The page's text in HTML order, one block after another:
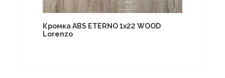
Кромка ABS ETERNO 1x22 WOOD
Lorenzo